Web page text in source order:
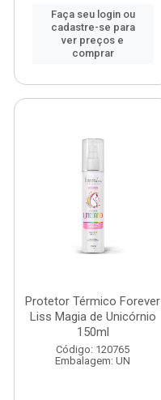
Faça seu login ou
cadastre-se para
ver preços e
comprar
Protetor Térmico Forever
Liss Magia de Unicórnio
150ml
Código: 120765
Embalagem: UN